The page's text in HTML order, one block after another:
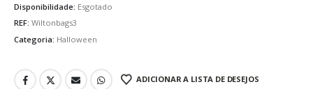
Disponibilidade: Esgotado
REF: Wiltonbags3
Categoria: Halloween
ADICIONAR A LISTA DE DESEJOS